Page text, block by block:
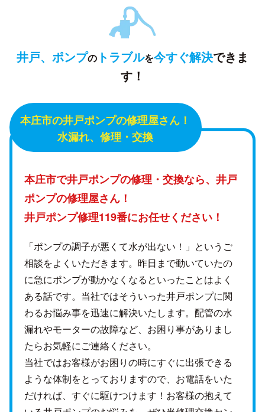
井戸、ポンプの トラブルを今すぐ解決できま
す！
本庄市の井戸ポンプの修理屋さん！
水漏れ、修理・交換
本庄市で井戸ポンプの修理・交換なら、 井戸
ポンプの修理屋さん！
井戸ポンプ修理119番にお任せください！
「ポンプの調子が悪くて水が出ない！」というご
相談をよくいただきます。昨日まで動いていたの
に急にポンプが動かなくなるといったことはよく
ある話です。当社ではそういった井戸ポンプに関
わるお悩み事を迅速に解決いたします。配管の水
漏れやモーターの故障など、お困り事がありまし
たらお気軽にご連絡ください。
当社ではお客様がお困りの時にすぐに出張できる
ような体制をとっておりますので、お電話をいた
だければ、すぐに駆けつけます！お客様の抱えて